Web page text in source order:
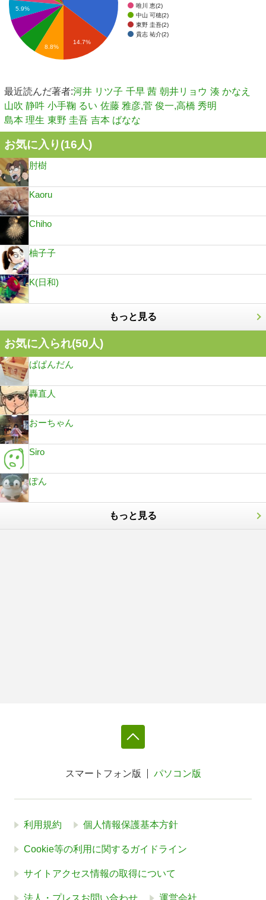
唯川 恵(2)
中山 可穂(2)
東野 圭吾(2)
貴志 祐介(2)
5.9%
8.8%
14.7%
最近読んだ著者:河井 リツ子 千早 茜 朝井リョウ 湊 かなえ
山吹 静吽 小手鞠 るい 佐藤 雅彦,菅 俊一,高橋 秀明
島本 理生 東野 圭吾 吉本 ばなな
お気に入り(16人)
肘樹
Kaoru
Chiho
柚子子
K(日和)
もっと見る
お気に入られ(50人)
ぱぱんだん
轟直人
おーちゃん
Siro
ぽん
もっと見る
スマートフォン版 パソコン版
利用規約 個人情報保護基本方針
Cookie等の利用に関するガイドライン
サイトアクセス情報の取得について